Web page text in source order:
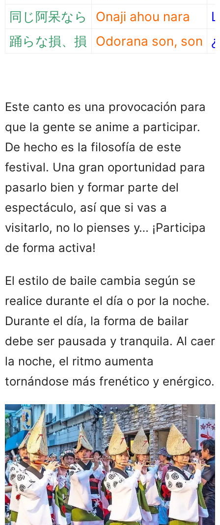
同じ阿呆なら
Onaji ahou nara
踊らな損、損
Odorana son, son
Este canto es una provocación para
que la gente se anime a participar.
De hecho es la filosofía de este
festival. Una gran oportunidad para
pasarlo bien y formar parte del
espectáculo, así que si vas a
visitarlo, no lo pienses y… ¡Participa
de forma activa!
El estilo de baile cambia según se
realice durante el día o por la noche.
Durante el día, la forma de bailar
debe ser pausada y tranquila. Al caer
la noche, el ritmo aumenta
tornándose más frenético y enérgico.